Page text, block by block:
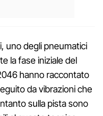
uno degli pneumatici
la fase iniziale del
hanno raccontato
da vibrazioni che
sulla pista sono